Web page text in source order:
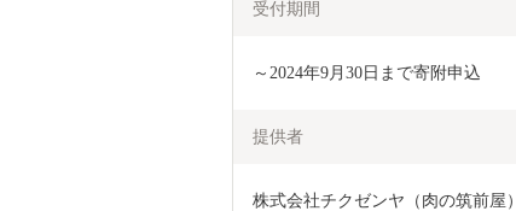
受付期間
～2024年9月30日まで寄附申込
提供者
株式会社チクゼンヤ（肉の筑前屋）